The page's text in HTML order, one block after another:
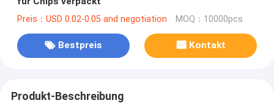
Preis：USD 0.02-0.05 and negotiation MOQ：10000pcs
Bestpreis Kontakt
Produkt-Beschreibung